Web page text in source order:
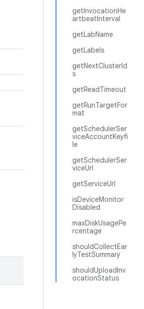
getInvocationHe
artbeatInterval
getLabName
getLabels
getNextClusterId
s
getReadTimeout
getRunTargetFor
mat
getSchedulerSer
viceAccountKeyfi
le
getSchedulerSer
viceUrl
getServiceUrl
isDeviceMonitor
Disabled
maxDiskUsagePe
rcentage
shouldCollectEar
lyTestSummary
shouldUploadInv
ocationStatus